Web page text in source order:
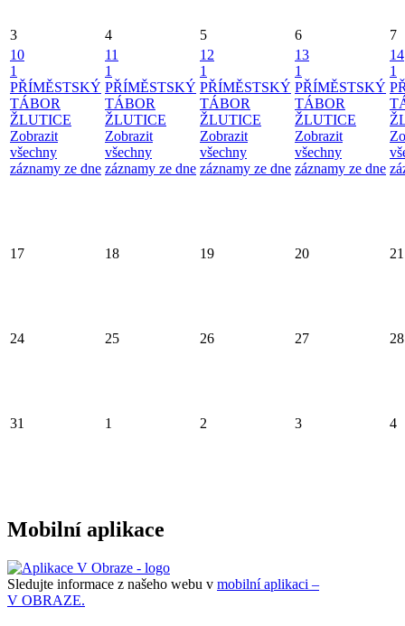
3 4 5 6
7
10
1
PŘÍMĚSTSKÝ
TÁBOR
ŽLUTICE
Zobrazit
všechny
záznamy ze dne
11
1
PŘÍMĚSTSKÝ
TÁBOR
ŽLUTICE
Zobrazit
všechny
záznamy ze dne
12
1
PŘÍMĚSTSKÝ
TÁBOR
ŽLUTICE
Zobrazit
všechny
záznamy ze dne
13
1
PŘÍMĚSTSKÝ
TÁBOR
ŽLUTICE
Zobrazit
všechny
záznamy ze dne
14
1
17 18 19 20 21
24 25 26 27 28
31 1 2 3 4
Mobilní aplikace
Sledujte informace z našeho webu v mobilní aplikaci –
V OBRAZE.